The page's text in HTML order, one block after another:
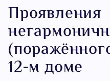
Проявления
12-м доме